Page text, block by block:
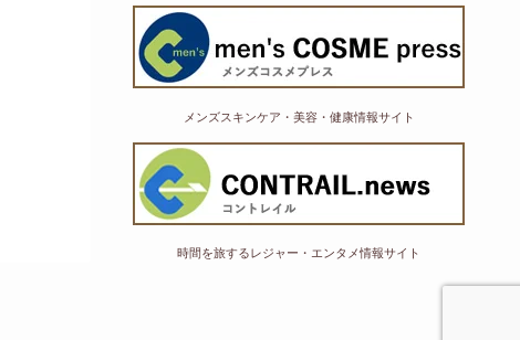
メンズスキンケア・美容・健康情報サイト
時間を旅するレジャー・エンタメ情報サイト